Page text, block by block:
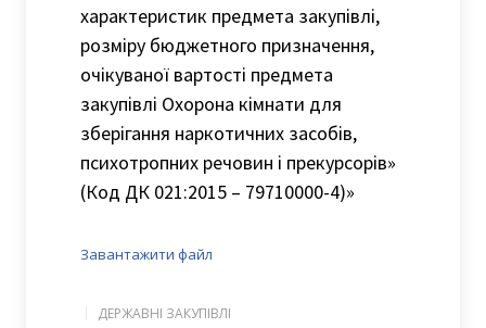
характеристик предмета закупівлі,
розміру бюджетного призначення,
очікуваної вартості предмета
закупівлі Охорона кімнати для
зберігання наркотичних засобів,
психотропних речовин і прекурсорів»
(Код ДК 021:2015 – 79710000-4)»
Завантажити файл
ДЕРЖАВНІ ЗАКУПІВЛІ